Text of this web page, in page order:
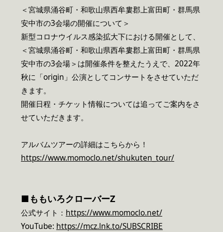
＜宮城県涌谷町・和歌山県西牟婁郡上富田町・群馬県
安中市の3会場の開催について＞
新型コロナウイルス感染拡大下における開催として、
＜宮城県涌谷町・和歌山県西牟婁郡上富田町・群馬県
安中市の3会場＞は開催条件を整えたうえで、2022年
秋に「origin」公演としてコンサートをさせていただ
きます。
開催日程・チケット情報については追ってご案内をさ
せていただきます。
アルバムツアーの詳細はこちらから！
https://www.momoclo.net/shukuten_tour/
■ ももいろクローバーZ
公式サイト： https://www.momoclo.net/
YouTube: https://mcz.lnk.to/SUBSCRIBE